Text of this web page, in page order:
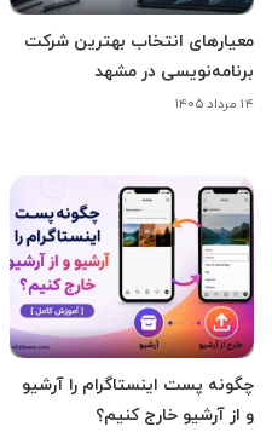
معیارهای انتخاب بهترین شرکت
برنامه‌نویسی در مشهد
۱۴ مرداد ۱۴۰۵
چگونه پست اینستاگرام را آرشیو
و از آرشیو خارج کنیم؟